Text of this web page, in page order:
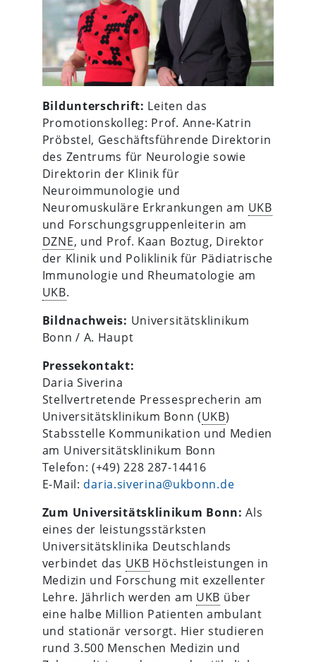
Bildunterschrift: Leiten das
Promotionskolleg: Prof. Anne-Katrin
Pröbstel, Geschäftsführende Direktorin
des Zentrums für Neurologie sowie
Direktorin der Klinik für
Neuroimmunologie und
Neuromuskuläre Erkrankungen am UKB
und Forschungsgruppenleiterin am
DZNE, und Prof. Kaan Boztug, Direktor
der Klinik und Poliklinik für Pädiatrische
Immunologie und Rheumatologie am
UKB.
Bildnachweis: Universitätsklinikum
Bonn / A. Haupt
Pressekontakt:
Daria Siverina
Stellvertretende Pressesprecherin am
Universitätsklinikum Bonn (UKB)
Stabsstelle Kommunikation und Medien
am Universitätsklinikum Bonn
Telefon: (+49) 228 287-14416
E-Mail: daria.siverina@ukbonn.de
Zum Universitätsklinikum Bonn: Als
eines der leistungsstärksten
Universitätsklinika Deutschlands
verbindet das UKB Höchstleistungen in
Medizin und Forschung mit exzellenter
Lehre. Jährlich werden am UKB über
eine halbe Million Patienten ambulant
und stationär versorgt. Hier studieren
rund 3.500 Menschen Medizin und